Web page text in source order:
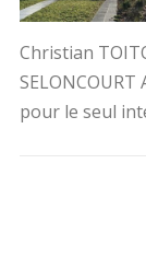
Christian
pour le seul